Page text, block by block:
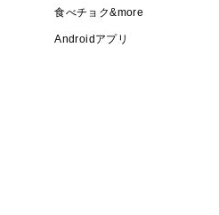
食べチョク&more
Androidアプリ